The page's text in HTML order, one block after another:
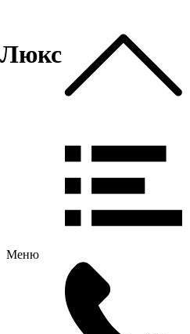
Меню
Люкс